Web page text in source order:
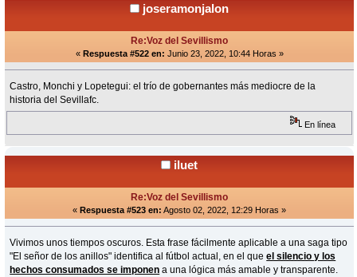
joseramonjalon
Re:Voz del Sevillismo
« Respuesta #522 en: Junio 23, 2022, 10:44 Horas »
Castro, Monchi y Lopetegui: el trío de gobernantes más mediocre de la
historia del Sevillafc.
En línea
iluet
Re:Voz del Sevillismo
« Respuesta #523 en: Agosto 02, 2022, 12:29 Horas »
Vivimos unos tiempos oscuros. Esta frase fácilmente aplicable a una saga tipo
"El señor de los anillos" identifica al fútbol actual, en el queel silencio y los
hechos consumados se imponen a una lógica más amable y transparente.